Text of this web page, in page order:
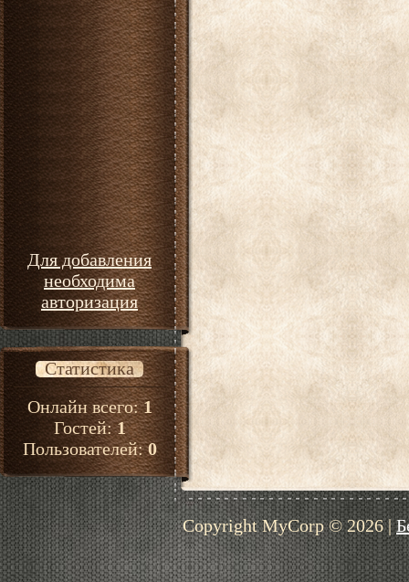
Для добавления
необходима
авторизация
Статистика
Онлайн всего:1
Гостей:1
Пользователей:0
Copyright MyCorp © 2026|